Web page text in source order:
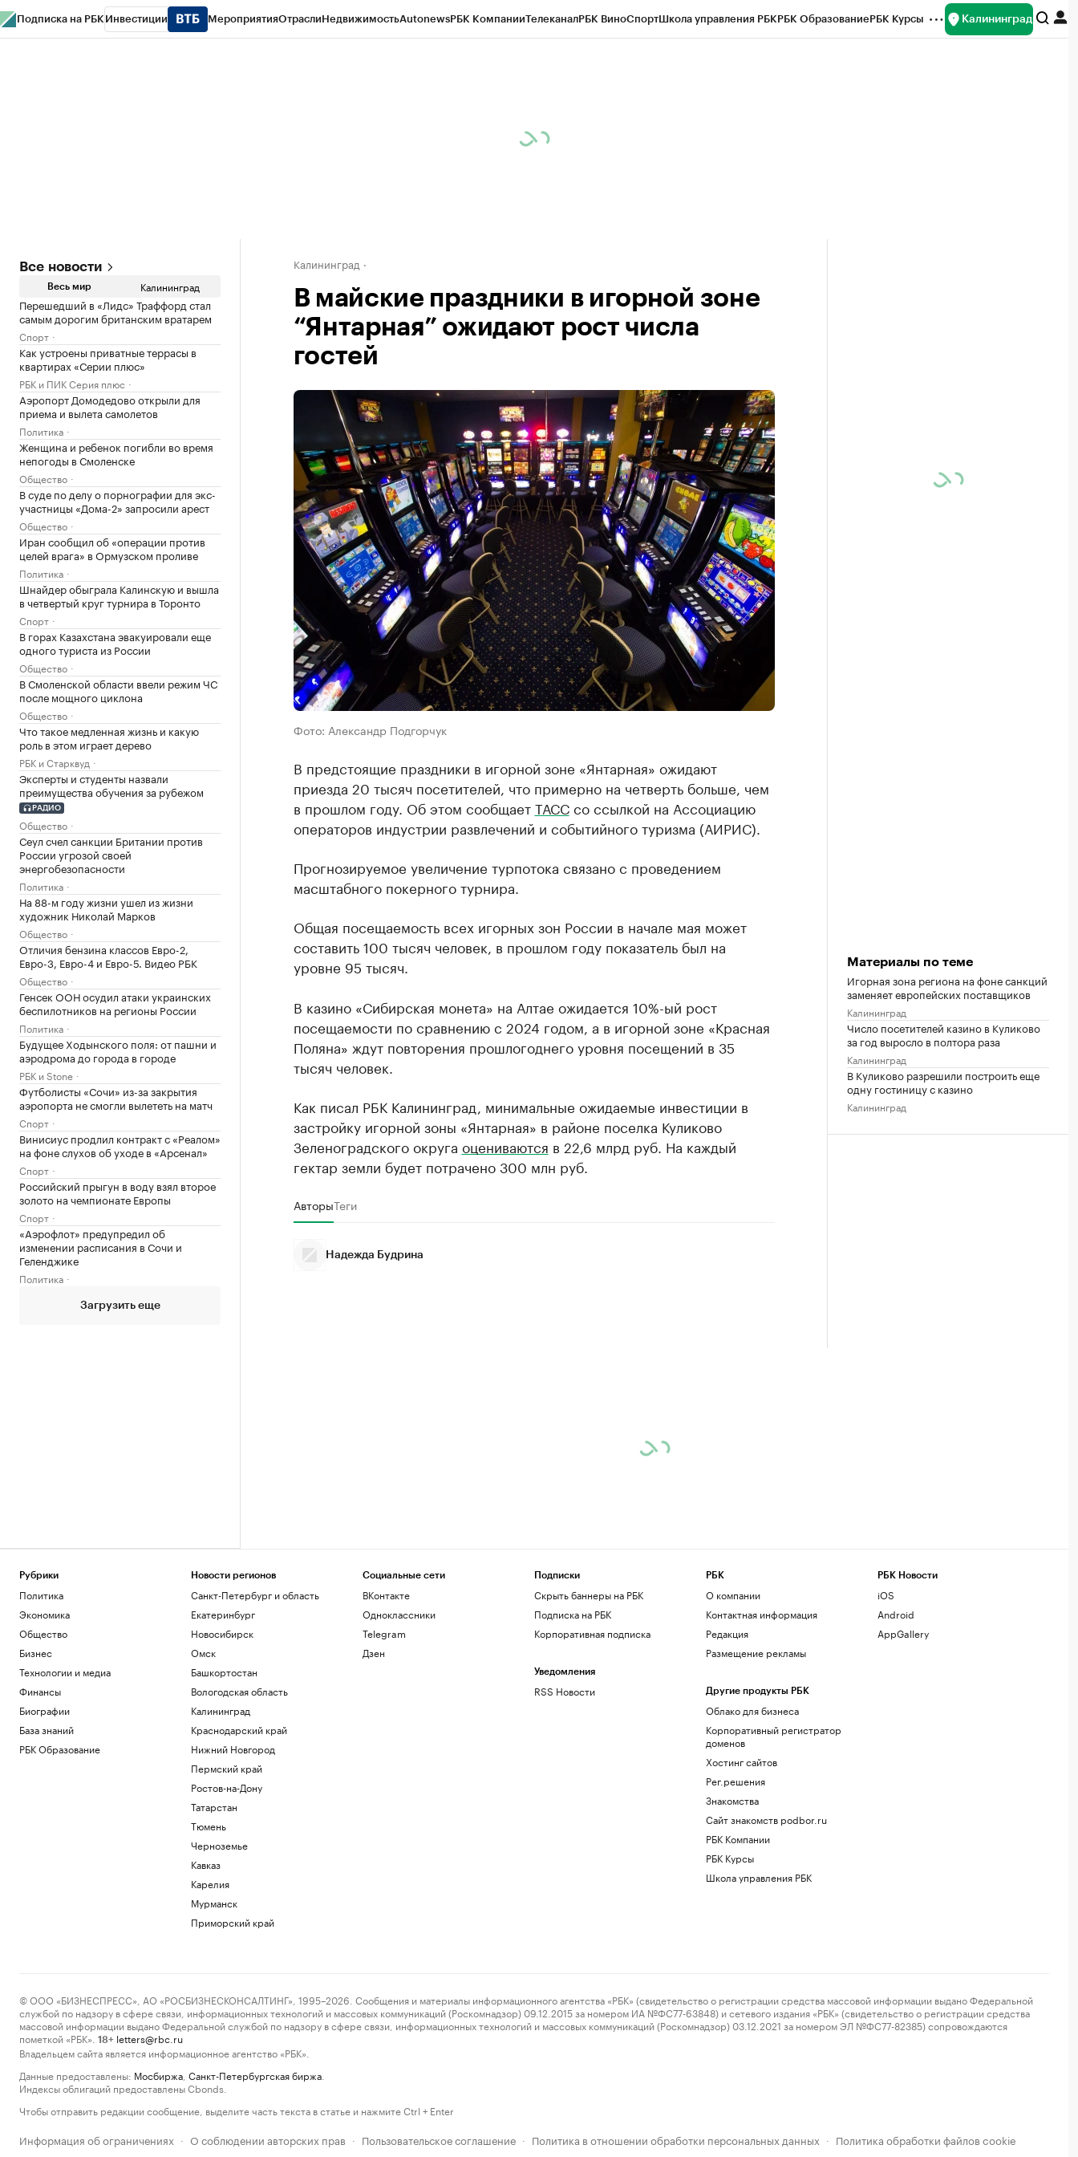
Подписка на РБК Инвестиции МероприятияОтраслиНедвижимостьAutonewsРБК КомпанииТелеканалРБК ВиноСпортШкола управления РБКРБК ОбразованиеРБК Курсы Калининград
Все новости
Весь мир Калининград
Перешедший в «Лидс» Траффорд стал
самым дорогим британским вратарем
Спорт
Как устроены приватные террасы в
квартирах «Серии плюс»
РБК и ПИК Серия плюс
Аэропорт Домодедово открыли для
приема и вылета самолетов
Политика
Женщина и ребенок погибли во время
непогоды в Смоленске
Общество
В суде по делу о порнографии для экс-
участницы «Дома-2» запросили арест
Общество
Иран сообщил об «операции против
целей врага» в Ормузском проливе
Политика
Шнайдер обыграла Калинскую и вышла
в четвертый круг турнира в Торонто
Спорт
В горах Казахстана эвакуировали еще
одного туриста из России
Общество
В Смоленской области ввели режим ЧС
после мощного циклона
Общество
Что такое медленная жизнь и какую
роль в этом играет дерево
РБК и Старквуд
Эксперты и студенты назвали
преимущества обучения за рубежом
РАДИО
Общество
Сеул счел санкции Британии против
России угрозой своей
энергобезопасности
Политика
На 88-м году жизни ушел из жизни
художник Николай Марков
Общество
Отличия бензина классов Евро-2,
Евро-3, Евро-4 и Евро-5. Видео РБК
Общество
Генсек ООН осудил атаки украинских
беспилотников на регионы России
Политика
Будущее Ходынского поля: от пашни и
аэродрома до города в городе
РБК и Stone
Футболисты «Сочи» из-за закрытия
аэропорта не смогли вылететь на матч
Спорт
Винисиус продлил контракт с «Реалом»
на фоне слухов об уходе в «Арсенал»
Спорт
Российский прыгун в воду взял второе
золото на чемпионате Европы
Спорт
«Аэрофлот» предупредил об
изменении расписания в Сочи и
Геленджике
Политика
Загрузить еще
Калининград
В майские праздники в игорной зоне
“Янтарная” ожидают рост числа
гостей
Фото: Александр Подгорчук
В предстоящие праздники в игорной зоне «Янтарная» ожидают
приезда 20 тысяч посетителей, что примерно на четверть больше, чем
в прошлом году. Об этом сообщаетТАССсо ссылкой на Ассоциацию
операторов индустрии развлечений и событийного туризма (АИРИС).
Прогнозируемое увеличение турпотока связано с проведением
масштабного покерного турнира.
Общая посещаемость всех игорных зон России в начале мая может
составить 100 тысяч человек, в прошлом году показатель был на
уровне 95 тысяч.
В казино «Сибирская монета» на Алтае ожидается 10%-ый рост
посещаемости по сравнению с 2024 годом, а в игорной зоне «Красная
Поляна» ждут повторения прошлогоднего уровня посещений в 35
тысяч человек.
Как писал РБК Калининград, минимальные ожидаемые инвестиции в
застройку игорной зоны «Янтарная» в районе поселка Куликово
Зеленоградского округа оцениваются в 22,6 млрд руб. На каждый
гектар земли будет потрачено 300 млн руб.
АвторыТеги
Надежда Будрина
Материалы по теме
Игорная зона региона на фоне санкций
заменяет европейских поставщиков
Калининград
Число посетителей казино в Куликово
за год выросло в полтора раза
Калининград
В Куликово разрешили построить еще
одну гостиницу с казино
Калининград
Рубрики
Политика
Экономика
Общество
Бизнес
Технологии и медиа
Финансы
Биографии
База знаний
РБК Образование
Новости регионов
Санкт-Петербург и область
Екатеринбург
Новосибирск
Омск
Башкортостан
Вологодская область
Калининград
Краснодарский край
Нижний Новгород
Пермский край
Ростов-на-Дону
Татарстан
Тюмень
Черноземье
Кавказ
Карелия
Мурманск
Приморский край
Социальные сети
ВКонтакте
Одноклассники
Telegram
Дзен
Подписки
Скрыть баннеры на РБК
Подписка на РБК
Корпоративная подписка
Уведомления
RSS Новости
РБК
О компании
Контактная информация
Редакция
Размещение рекламы
Другие продукты РБК
Облако для бизнеса
Корпоративный регистратор
доменов
Хостинг сайтов
Рег.решения
Знакомства
Сайт знакомств podbor.ru
РБК Компании
РБК Курсы
Школа управления РБК
РБК Новости
iOS
Android
AppGallery
© ООО «БИЗНЕСПРЕСС», АО «РОСБИЗНЕСКОНСАЛТИНГ», 1995–2026. Сообщения и материалы информационного агентства «РБК» (свидетельство о регистрации средства массовой информации выдано Федеральной
службой по надзору в сфере связи, информационных технологий и массовых коммуникаций (Роскомнадзор) 09.12.2015 за номером ИА №ФС77-63848) и сетевого издания «РБК» (свидетельство о регистрации средства
массовой информации выдано Федеральной службой по надзору в сфере связи, информационных технологий и массовых коммуникаций (Роскомнадзор) 03.12.2021 за номером ЭЛ №ФС77-82385) сопровождаются
пометкой «РБК».
18+ letters@rbc.ru
Владельцем сайта является информационное агентство «РБК».
Данные предоставлены: Мосбиржа Санкт-Петербургская биржа
Индексы облигаций предоставлены Cbonds.
Чтобы отправить редакции сообщение, выделите часть текста в статье и нажмите Ctrl + Enter
Информация об ограничениях · О соблюдении авторских прав · Пользовательское соглашение · Политика в отношении обработки персональных данных · Политика обработки файлов cookie